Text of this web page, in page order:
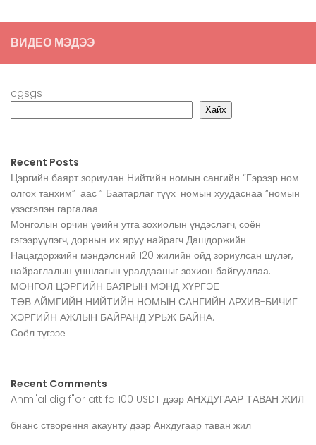
ВИДЕО МЭДЭЭ
cgsgs
Хайх
Recent Posts
Цэргийн баярт зориулан Нийтийн номын сангийн “Гэрээр ном
олгох танхим”-аас ” Баатарлаг түүх-номын хуудаснаа “номын
үзэсгэлэн гаргалаа.
Монголын орчин үеийн утга зохиолын үндэслэгч, соён
гэгээрүүлэгч, дорнын их яруу найрагч Дашдоржийн
Нацагдоржийн мэндэлсний 120 жилийн ойд зориулсан шүлэг,
найраглалын уншлагын уралдааныг зохион байгууллаа.
МОНГОЛ ЦЭРГИЙН БАЯРЫН МЭНД ХҮРГЭЕ
ТӨВ АЙМГИЙН НИЙТИЙН НОМЫН САНГИЙН АРХИВ-БИЧИГ
ХЭРГИЙН АЖЛЫН БАЙРАНД УРЬЖ БАЙНА.
Соёл түгээе
Recent Comments
Anm"al dig f"or att fa 100 USDT дээр АНХДУГААР ТАВАН ЖИЛ
бнанс створення акаунту дээр Анхдугаар таван жил